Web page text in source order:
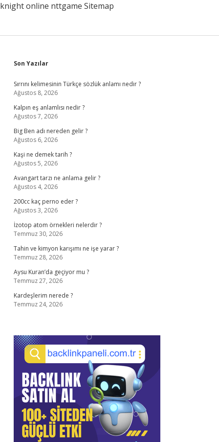
knight online nttgame Sitemap
Sidebar
Son Yazılar
Sırrını kelimesinin Türkçe sözlük anlamı nedir ?
Ağustos 8, 2026
Kalpın eş anlamlısı nedir ?
Ağustos 7, 2026
Big Ben adı nereden gelir ?
Ağustos 6, 2026
Kaşi ne demek tarih ?
Ağustos 5, 2026
Avangart tarzı ne anlama gelir ?
Ağustos 4, 2026
200cc kaç perno eder ?
Ağustos 3, 2026
İzotop atom örnekleri nelerdir ?
Temmuz 30, 2026
Tahin ve kimyon karışımı ne işe yarar ?
Temmuz 28, 2026
Aysu Kuran’da geçiyor mu ?
Temmuz 27, 2026
Kardeşlerim nerede ?
Temmuz 24, 2026